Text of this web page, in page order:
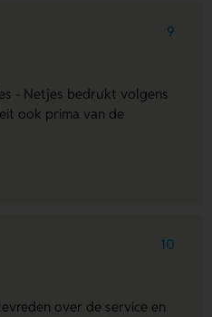
9
- Netjes bedrukt volgens
ook prima van de
10
over de service en